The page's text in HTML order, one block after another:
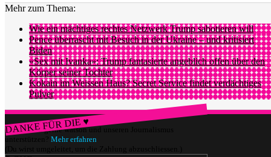
Mehr zum Thema:
Wie ein mächtiges rechtes Netzwerk Trump sabotieren will
Pence überrascht mit Besuch in der Ukraine – und kritisiert
Biden
«Sex mit Ivanka»: Trump fantasierte angeblich offen über den
Körper seiner Tochter
Kokain im Weissen Haus? Secret Service findet verdächtiges
Pulver
DANKE FÜR DIE ♥
Würdest du gerne watson und unseren Journalismus
unterstützen? Mehr erfahren
(Du wirst umgeleitet, um die Zahlung abzuschliessen.)